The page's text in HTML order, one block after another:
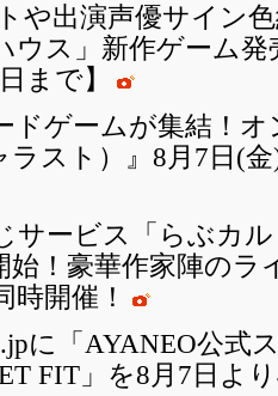
や出演声優サイン
ウス」新作ゲーム
まで】
ドゲームが集結！
ラスト）』8月7日(
サービス「らぶカ
始！豪華作家陣の
開催！
に「AYANEO公式
FIT」を8月7日よ